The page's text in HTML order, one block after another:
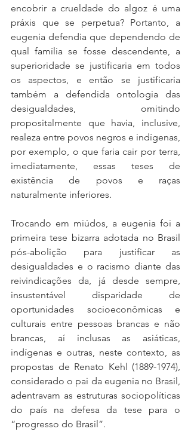
encobrir a crueldade do algoz é uma
práxis que se perpetua? Portanto, a
eugenia defendia que dependendo de
qual família se fosse descendente, a
superioridade se justificaria em todos
os aspectos, e então se justificaria
também a defendida ontologia das
desigualdades, omitindo
propositalmente que havia, inclusive,
realeza entre povos negros e indígenas,
por exemplo, o que faria cair por terra,
imediatamente, essas teses de
existência de povos e raças
naturalmente inferiores.
Trocando em miúdos, a eugenia foi a
primeira tese bizarra adotada no Brasil
pós-abolição para justificar as
desigualdades e o racismo diante das
reivindicações da, já desde sempre,
insustentável disparidade de
oportunidades socioeconômicas e
culturais entre pessoas brancas e não
brancas, aí inclusas as asiáticas,
indígenas e outras, neste contexto, as
propostas de Renato Kehl (1889-1974),
considerado o pai da eugenia no Brasil,
adentravam as estruturas sociopolíticas
do país na defesa da tese para o
“progresso do Brasil”.